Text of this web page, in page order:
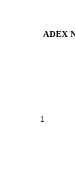
ADEX